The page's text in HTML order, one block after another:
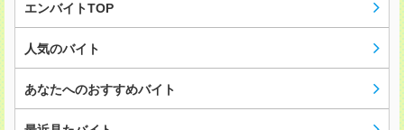
エンバイトTOP
人気のバイト
あなたへのおすすめバイト